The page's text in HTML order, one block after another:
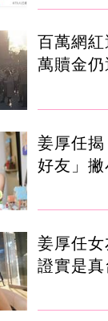
百萬網
萬贖金
姜厚任
好友」
姜厚任
證實是